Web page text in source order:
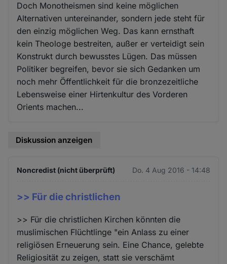
Doch Monotheismen sind keine möglichen
Alternativen untereinander, sondern jede steht für
den einzig möglichen Weg. Das kann ernsthaft
kein Theologe bestreiten, außer er verteidigt sein
Konstrukt durch bewusstes Lügen. Das müssen
Politiker begreifen, bevor sie sich Gedanken um
noch mehr Öffentlichkeit für die bronzezeitliche
Lebensweise einer Hirtenkultur des Vorderen
Orients machen...
Diskussion anzeigen
Noncredist (nicht überprüft) Do. 4 Aug 2016 - 14:48
>> Für die christlichen
>> Für die christlichen Kirchen könnten die
muslimischen Flüchtlinge "ein Anlass zu einer
religiösen Erneuerung sein. Eine Chance, gelebte
Religiosität zu zeigen, statt sie verschämt